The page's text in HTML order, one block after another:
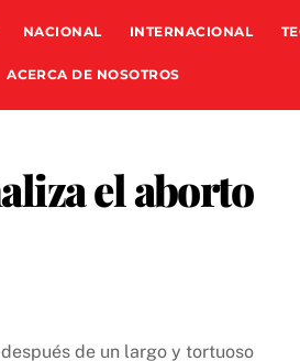
NACIONAL INTERNACIONAL
ACERCA DE NOSOTROS
el aborto
de un largo y tortuoso